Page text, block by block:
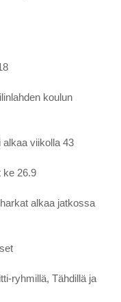
koulun
viikolla 43
ke 26.9
alkaa jatkossa
ryhmillä, Tähdillä ja